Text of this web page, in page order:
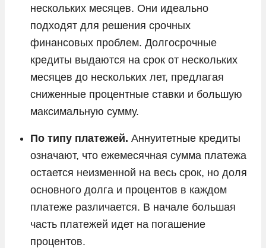
нескольких месяцев. Они идеально
подходят для решения срочных
финансовых проблем. Долгосрочные
кредиты выдаются на срок от нескольких
месяцев до нескольких лет, предлагая
сниженные процентные ставки и большую
максимальную сумму.
По типу платежей. Аннуитетные кредиты
означают, что ежемесячная сумма платежа
остается неизменной на весь срок, но доля
основного долга и процентов в каждом
платеже различается. В начале большая
часть платежей идет на погашение
процентов.